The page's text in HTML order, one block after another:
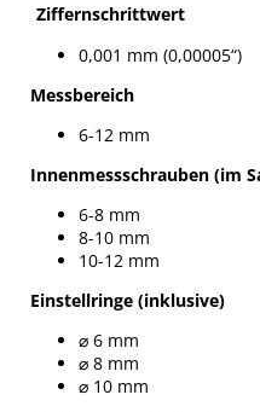
Ziffernschrittwert
0,001 mm (0,00005“)
Messbereich
6-12 mm
Innenmessschrauben (im
6-8 mm
8-10 mm
10-12 mm
Einstellringe (inklusive)
⌀ 6 mm
⌀ 8 mm
⌀ 10 mm